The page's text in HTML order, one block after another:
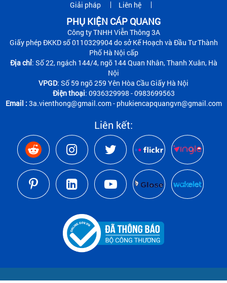
Giải pháp
Liên hệ
PHỤ KIỆN CÁP QUANG
Công ty TNHH Viễn Thông 3A
Giấy phép ĐKKD số 0110329904 do sở Kế Hoạch và Đầu Tư Thành
Phố Hà Nội cấp
Địa chỉ: Số 22, ngách 144/4, ngõ 144 Quan Nhân, Thanh Xuân, Hà
Nội
VPGD: Số 59 ngõ 259 Yên Hòa Cầu Giấy Hà Nội
Điện thoại: 0936329998 - 0983699563
Email : 3a.vienthong@gmail.com - phukiencapquangvn@gmail.com
Liên kết: